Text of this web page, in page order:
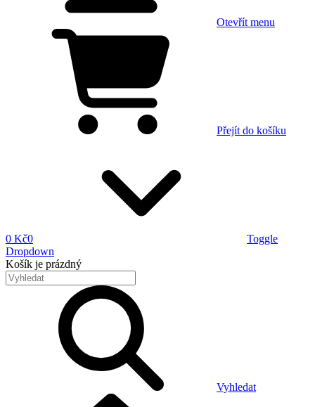
Otevřít menu
Přejít do košíku
0 Kč0
Toggle
Dropdown
Košík je prázdný
Vyhledat